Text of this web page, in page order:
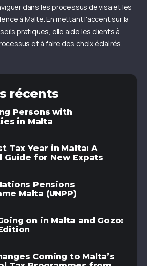
dans les processus de visa et les
à Malte. En mettant l'accent sur la
pratiques, elle aide les clients à
et à faire des choix éclairés.
récents
Persons with
in Malta
Tax Year in Malta: A
Guide for New Expats
Pensions
Malta (UNPP)
on in Malta and Gozo:
Coming to Malta’s